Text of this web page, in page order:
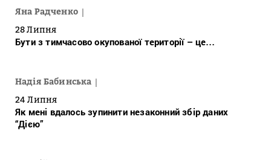
Яна Радченко
28 Липня
Бути з тимчасово окупованої території – це…
Надія Бабинська
24 Липня
Як мені вдалось зупинити незаконний збір даних
“Дією”